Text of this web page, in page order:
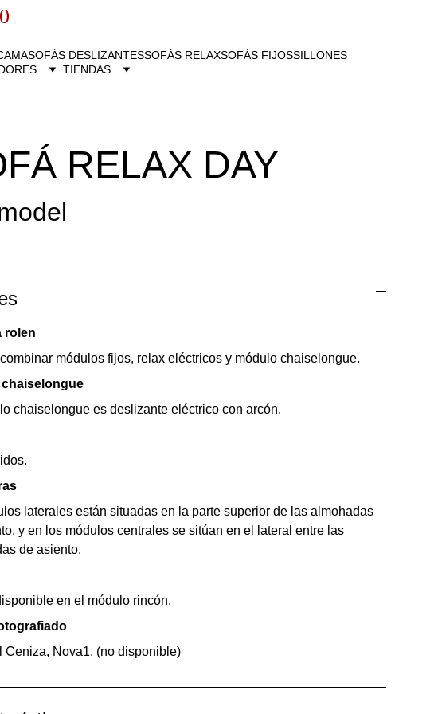
SOFÁS DESLIZANTESSOFÁS RELAXSOFÁS FIJOSSILLONES
TIENDAS
RELAX DAY
rolen
módulos fijos, relax eléctricos y módulo chaiselongue.
chaiselongue
chaiselongue es deslizante eléctrico con arcón.
laterales están situadas en la parte superior de las almohadas
y en los módulos centrales se sitúan en el lateral entre las
de asiento.
en el módulo rincón.
Ceniza, Nova1. (no disponible)